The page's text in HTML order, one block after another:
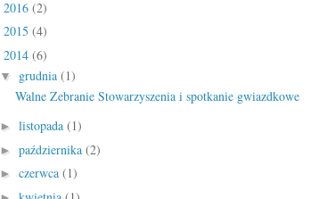
2016 (2)
2015 (4)
2014 (6)
▼ grudnia (1)
Walne Zebranie Stowarzyszenia i spotkanie gwiazdkowe
► listopada (1)
► października (2)
► czerwca (1)